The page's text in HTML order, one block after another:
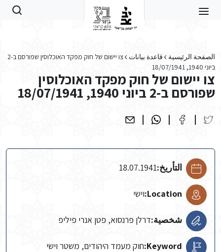
الصفحة الرئيسية قاعدة بيانات
צו יישום של חוק מפקד האוכלוסין שפורסם ב-2
ביוני 1940, 18/07/1941
צו יישום של חוק מפקד האוכלוסין
שפורסם ב-2 ביוני 1940, 18/07/1941
التأريخ:18.07.1941
Location: וישי
شخصية:דרלן פרנסוא, פטן אנרי פיליפ
Keyword: חוק מעמד היהודים, משטר וישי